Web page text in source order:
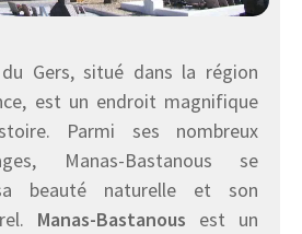
Gers, situé dans la région
est un endroit magnifique
Parmi ses nombreux
Manas-Bastanous se
beauté naturelle et son
Manas-Bastanous est un